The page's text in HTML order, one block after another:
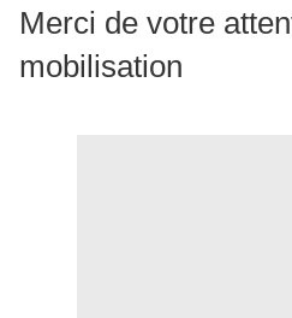
Merci de votre
mobilisation